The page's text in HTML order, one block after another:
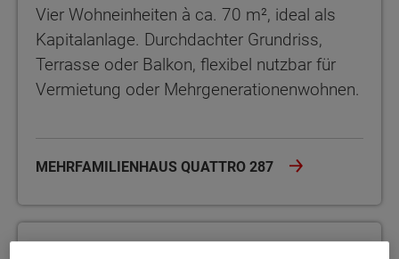
Vier Wohneinheiten à ca. 70 m², ideal als
Kapitalanlage. Durchdachter Grundriss,
Terrasse oder Balkon, flexibel nutzbar für
Vermietung oder Mehrgenerationenwohnen.
MEHRFAMILIENHAUS QUATTRO 287